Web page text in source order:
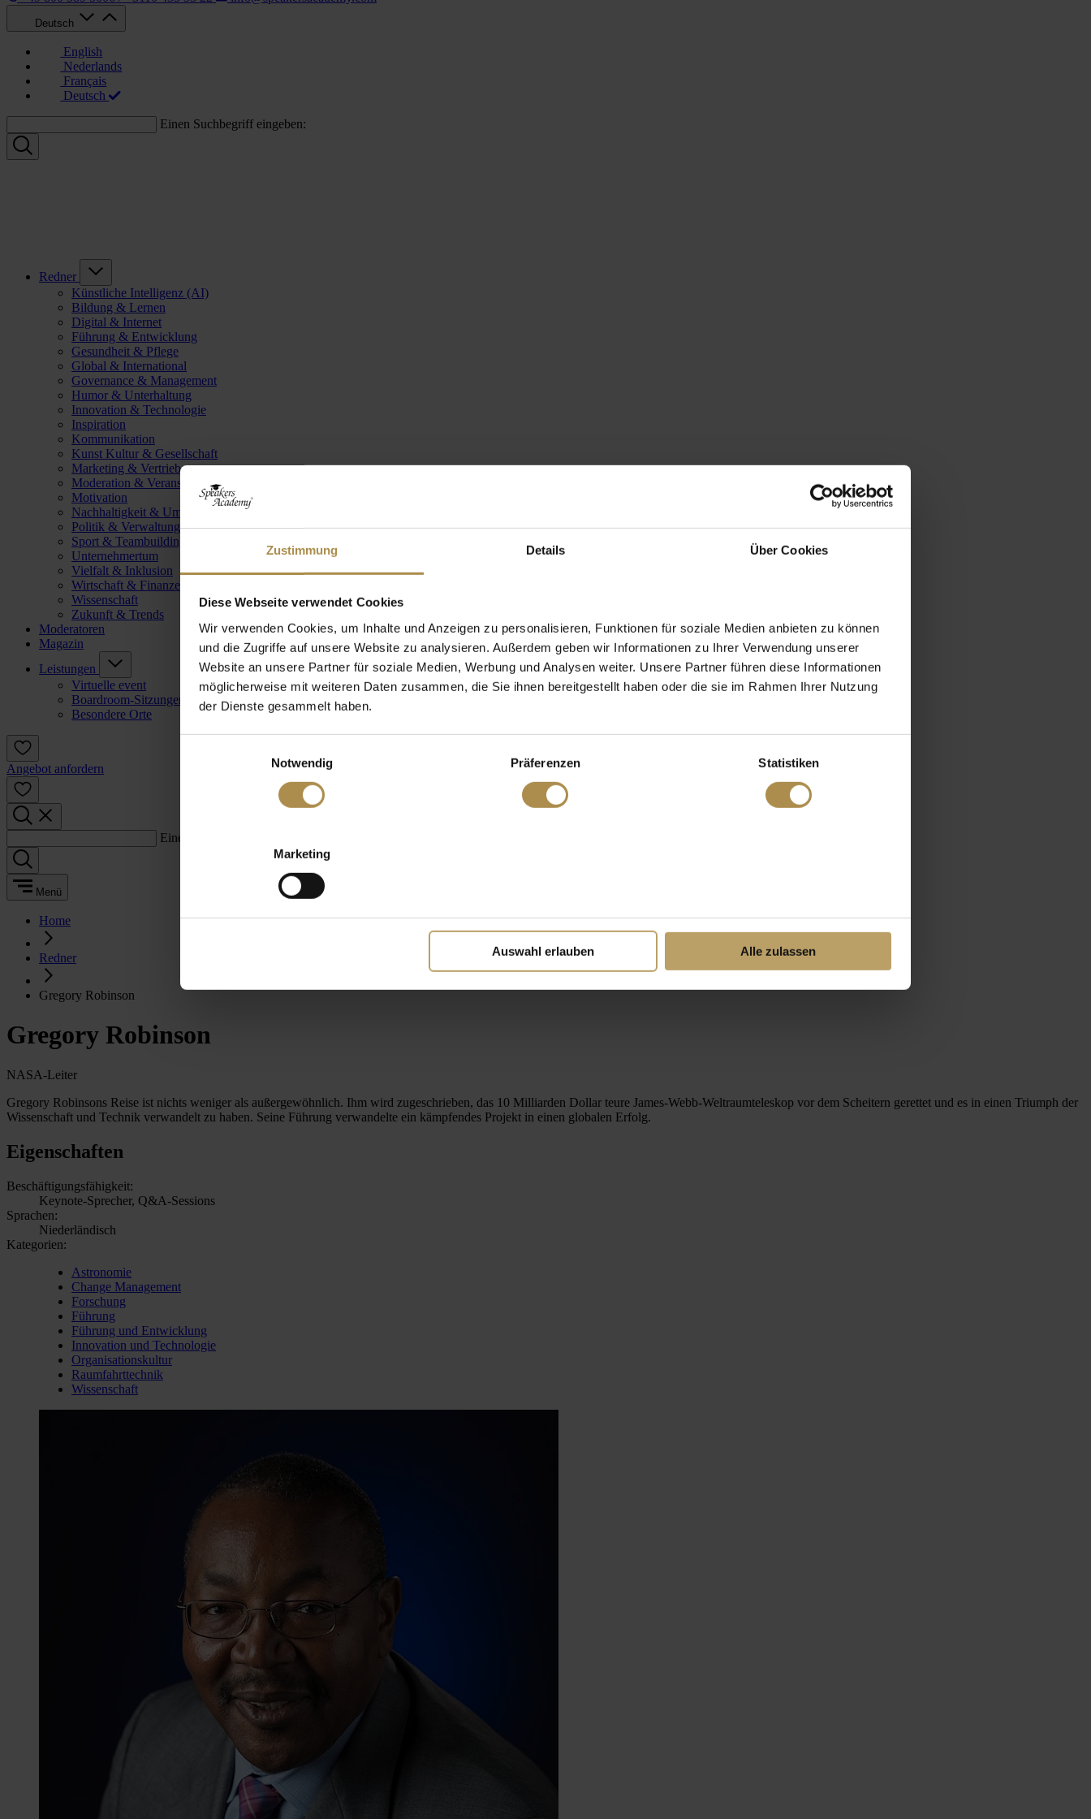
Zustimmung Details Über Cookies
Diese Webseite verwendet Cookies
Wir verwenden Cookies, um Inhalte und Anzeigen zu personalisieren, Funktionen für soziale Medien anbieten zu können
und die Zugriffe auf unsere Website zu analysieren. Außerdem geben wir Informationen zu Ihrer Verwendung unserer
Website an unsere Partner für soziale Medien, Werbung und Analysen weiter. Unsere Partner führen diese Informationen
möglicherweise mit weiteren Daten zusammen, die Sie ihnen bereitgestellt haben oder die sie im Rahmen Ihrer Nutzung
der Dienste gesammelt haben.
Notwendig
Präferenzen Statistiken
Marketing
Auswahl erlauben Alle zulassen
Deutsch
English
Nederlands
Français
Deutsch
Einen Suchbegriff eingeben:
Redner
Künstliche Intelligenz (AI)
Bildung & Lernen
Digital & Internet
Führung & Entwicklung
Gesundheit & Pflege
Global & International
Governance & Management
Humor & Unterhaltung
Innovation & Technologie
Inspiration
Kommunikation
Kunst Kultur & Gesellschaft
Marketing & Vertrieb
Moderation & Veranstaltungsleitung
Motivation
Nachhaltigkeit & Umwelt
Politik & Verwaltung
Sport & Teambuilding
Unternehmertum
Vielfalt & Inklusion
Wirtschaft & Finanzen
Wissenschaft
Zukunft & Trends
Moderatoren
Magazin
Leistungen
Virtuelle event
Boardroom-Sitzungen
Besondere Orte
Angebot anfordern
Einen Suchbegriff eingeben:
Menü
Home
Redner
Gregory Robinson
Gregory Robinson
NASA-Leiter
Gregory Robinsons Reise ist nichts weniger als außergewöhnlich. Ihm wird zugeschrieben, das 10 Milliarden Dollar teure James-Webb-Weltraumteleskop vor dem Scheitern gerettet und es in einen Triumph der
Wissenschaft und Technik verwandelt zu haben. Seine Führung verwandelte ein kämpfendes Projekt in einen globalen Erfolg.
Eigenschaften
Beschäftigungsfähigkeit:
Keynote-Sprecher, Q&A-Sessions
Sprachen:
Niederländisch
Kategorien:
Astronomie
Change Management
Forschung
Führung
Führung und Entwicklung
Innovation und Technologie
Organisationskultur
Raumfahrttechnik
Wissenschaft